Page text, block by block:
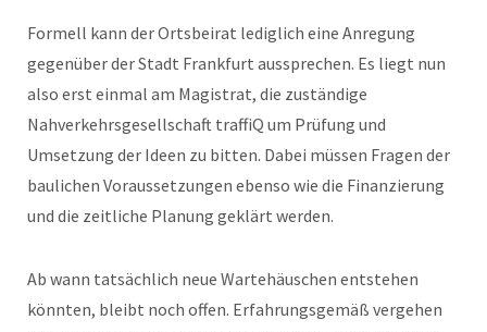
Formell kann der Ortsbeirat lediglich eine Anregung
gegenüber der Stadt Frankfurt aussprechen. Es liegt nun
also erst einmal am Magistrat, die zuständige
Nahverkehrsgesellschaft traffiQ um Prüfung und
Umsetzung der Ideen zu bitten. Dabei müssen Fragen der
baulichen Voraussetzungen ebenso wie die Finanzierung
und die zeitliche Planung geklärt werden.
Ab wann tatsächlich neue Wartehäuschen entstehen
könnten, bleibt noch offen. Erfahrungsgemäß vergehen